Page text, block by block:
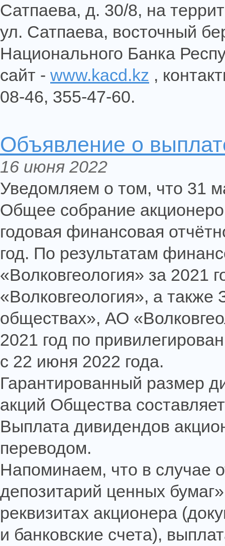
Сатпаева, д. 30/8, на
ул. Сатпаева, восточный
Национального Банка
сайт - www.kacd.kz ,
08-46, 355-47-60.
Объявление о
16 июня 2022
Уведомляем о том, что 31
Общее собрание
годовая финансовая
год. По результатам
«Волковгеология» за 2021
«Волковгеология», а
обществах», АО
2021 год по
с 22 июня 2022 года.
Гарантированный размер
акций Общества
Выплата дивидендов
переводом.
Напоминаем, что в случае
депозитарий ценных
реквизитах акционера
и банковские счета),